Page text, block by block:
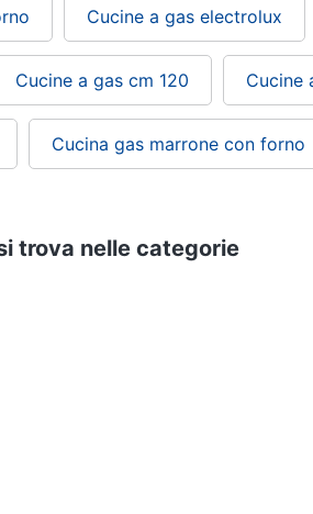
Cucine a gas electrolux
Cucine a gas cm 120 Cucine
Cucina gas marrone con forno
trova nelle categorie